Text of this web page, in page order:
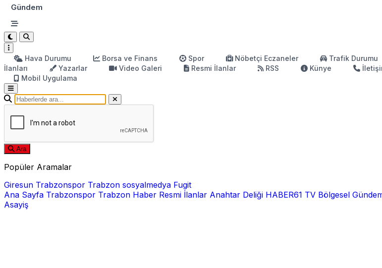
Gündem
Hava Durumu Borsa ve Finans Spor Nöbetçi Eczaneler Trafik Durumu
İlanları
Yazarlar Video Galeri Resmi İlanlar RSS Künye
Mobil Uygulama
Ara
Popüler Aramalar
Giresun Trabzonspor Trabzon sosyalmedya Fugit
Ana Sayfa Trabzonspor Trabzon Haber Resmi İlanlar Anahtar Deliği HABER61 TV Bölgesel
Asayiş